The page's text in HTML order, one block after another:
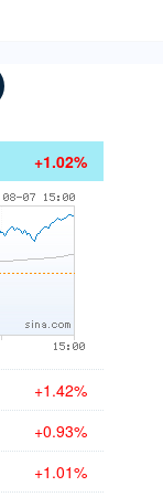
+1.02%
+1.42%
+0.93%
+1.01%